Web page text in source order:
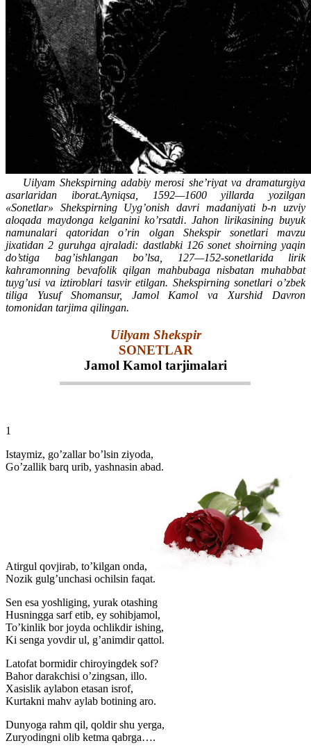
Uilyam Shekspirning adabiy merosi she’riyat va dramaturgiya
asarlaridan iborat.Ayniqsa, 1592—1600 yillarda yozilgan
«Sonetlar» Shekspirning Uyg’onish davri madaniyati b-n uzviy
aloqada maydonga kelganini ko’rsatdi. Jahon lirikasining buyuk
namunalari qatoridan o’rin olgan Shekspir sonetlari mavzu
jixatidan 2 guruhga ajraladi: dastlabki 126 sonet shoirning yaqin
do’stiga bag’ishlangan bo’lsa, 127—152-sonetlarida lirik
kahramonning bevafolik qilgan mahbubaga nisbatan muhabbat
tuyg’usi va iztiroblari tasvir etilgan. Shekspirning sonetlari o’zbek
tiliga Yusuf Shomansur, Jamol Kamol va Xurshid Davron
tomonidan tarjima qilingan.
Uilyam Shekspir
SONETLAR
Jamol Kamol tarjimalari
1
Istaymiz, go’zallar bo’lsin ziyoda,
Go’zallik barq urib, yashnasin abad.
Atirgul qovjirab, to’kilgan onda,
Nozik gulg’unchasi ochilsin faqat.
Sen esa yoshliging, yurak otashing
Husningga sarf etib, ey sohibjamol,
To’kinlik bor joyda ochlikdir ishing,
Ki senga yovdir ul, g’animdir qattol.
Latofat bormidir chiroyingdek sof?
Bahor darakchisi o’zingsan, illo.
Xasislik aylabon etasan isrof,
Kurtakni mahv aylab botining aro.
Dunyoga rahm qil, qoldir shu yerga,
Zuryodingni olib ketma qabrga….